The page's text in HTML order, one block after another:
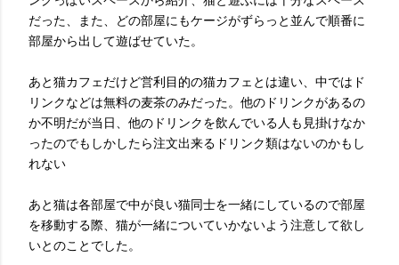
だった、また、どの部屋にもケージがずらっと並んで順番に
部屋から出して遊ばせていた。
あと猫カフェだけど営利目的の猫カフェとは違い、中ではド
リンクなどは無料の麦茶のみだった。他のドリンクがあるの
か不明だが当日、他のドリンクを飲んでいる人も見掛けなか
ったのでもしかしたら注文出来るドリンク類はないのかもし
れない
あと猫は各部屋で中が良い猫同士を一緒にしているので部屋
を移動する際、猫が一緒についていかないよう注意して欲し
いとのことでした。